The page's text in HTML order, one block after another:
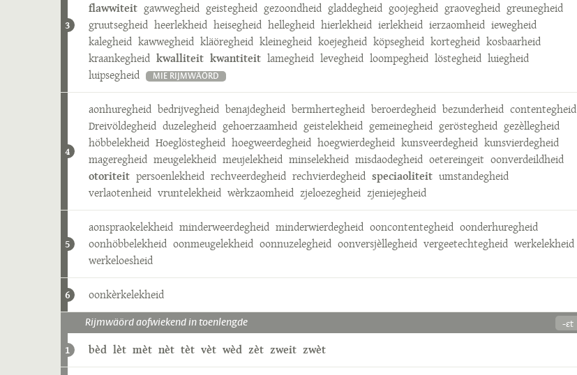
3
flawwiteit gawwegheid geistegheid gezoondheid gladdegheid goojegheid graovegheid greunegheid
gruutsegheid heerlekheid heisegheid hellegheid hierlekheid ierlekheid ierzaomheid iewegheid
kalegheid kawwegheid kläöregheid kleinegheid koejegheid köpsegheid kortegheid kosbaarheid
kraankegheid kwalliteit kwantiteit lamegheid levegheid loompegheid löstegheid luiegheid
luipsegheid
MIE RIJMWÄÖRD
4
aonhuregheid bedrijvegheid benajdegheid bermhertegheid beroerdegheid bezunderheid contentegheid
Dreivöldegheid duzelegheid gehoerzaamheid geistelekheid gemeinegheid geröstegheid gezèllegheid
höbbelekheid Hoeglöstegheid hoegweerdegheid hoegwierdegheid kunsveerdegheid kunsvierdegheid
mageregheid meugelekheid meujelekheid minselekheid misdaodegheid oetereingeit oonverdeildheid
otoriteit persoenlekheid rechveerdegheid rechvierdegheid speciaoliteit umstandegheid
verlaotenheid vruntelekheid wèrkzaomheid zjeloezegheid zjeniejegheid
5
aonspraokelekheid minderweerdegheid minderwierdegheid ooncontentegheid oonderhuregheid
oonhöbbelekheid oonmeugelekheid oonnuzelegheid oonversjèllegheid vergeetechtegheid werkelekheid
werkeloesheid
6 oonkèrkelekheid
Rijmwäörd aofwiekend in toenlengde -ɛt
1 bèd lèt mèt nèt tèt vèt wèd zèt zweit zwèt